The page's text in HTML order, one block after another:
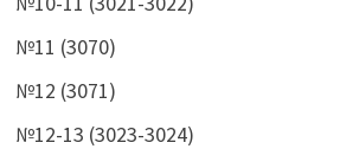
№11 (3070)
№12 (3071)
№12-13 (3023-3024)